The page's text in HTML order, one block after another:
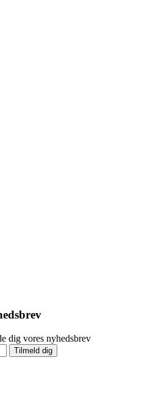
dig vores nyhedsbrev
Tilmeld dig